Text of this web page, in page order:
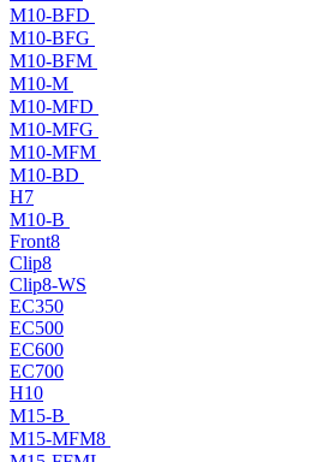
M10-BFD
M10-BFG
M10-BFM
M10-M
M10-MFD
M10-MFG
M10-MFM
M10-BD
H7
M10-B
Front8
Clip8
Clip8-WS
EC350
EC500
EC600
EC700
H10
M15-B
M15-MFM8